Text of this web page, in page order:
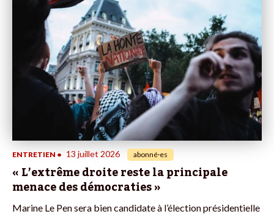
ENTRETIEN • 13 juillet 2026 abonné·es
« L’extrême droite reste la principale
menace des démocraties »
Marine Le Pen sera bien candidate à l’élection présidentielle